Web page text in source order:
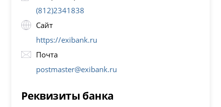
(812)2341838
Сайт
https://exibank.ru
Почта
postmaster@exibank.ru
Реквизиты банка